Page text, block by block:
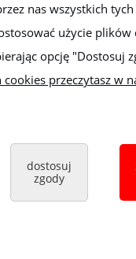
Gwarancja i zwroty
O firmie
1, 35-103
17 853 90 49 +48 668
nas wszystkich
użycie plików
opcję "Dostosuj
przeczytasz w
dostosuj
zgody